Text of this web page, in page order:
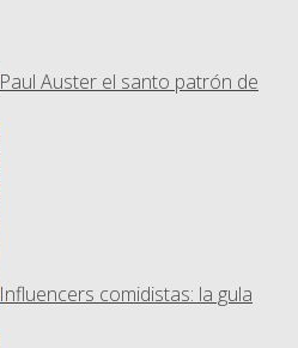
Paul Auster el santo patrón de
Influencers comidistas: la gula